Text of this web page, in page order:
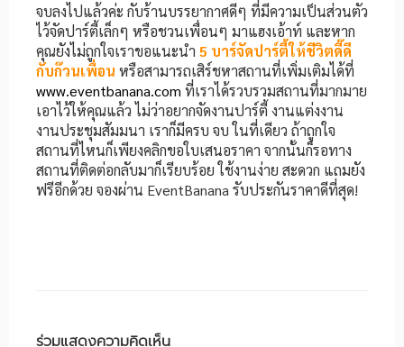
จบลงไปแล้วค่ะ กับร้านบรรยากาศดีๆ ที่มีความเป็นส่วนตัว
ไว้จัดปาร์ตี้เล็กๆ หรือชวนเพื่อนๆ มาแฮงเอ้าท์ และหาก
คุณยังไม่ถูกใจเราขอแนะนำ 5 บาร์จัดปาร์ตี้ให้ชีวิตดี๊ดี
กับก๊วนเพื่อน หรือสามารถเสิร์ชหาสถานที่เพิ่มเติมได้ที่
www.eventbanana.com ที่เราได้รวบรวมสถานที่มากมาย
เอาไว้ให้คุณแล้ว ไม่ว่าอยากจัดงานปาร์ตี้ งานแต่งงาน
งานประชุมสัมมนา เราก็มีครบ จบ ในที่เดียว ถ้าถูกใจ
สถานที่ไหนก็เพียงคลิกขอใบเสนอราคา จากนั้นก็รอทาง
สถานที่ติดต่อกลับมาก็เรียบร้อย ใช้งานง่าย สะดวก แถมยัง
ฟรีอีกด้วย จองผ่าน EventBanana รับประกันราคาดีที่สุด!
ร่วมแสดงความคิดเห็น